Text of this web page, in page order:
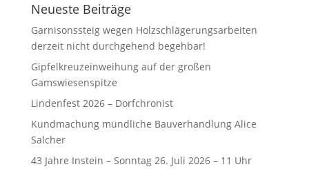
Neueste Beiträge
Garnisonssteig wegen Holzschlägerungsarbeiten
derzeit nicht durchgehend begehbar!
Gipfelkreuzeinweihung auf der großen
Gamswiesenspitze
Lindenfest 2026 – Dorfchronist
Kundmachung mündliche Bauverhandlung Alice
Salcher
43 Jahre Instein – Sonntag 26. Juli 2026 – 11 Uhr